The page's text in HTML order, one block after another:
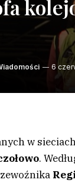
6
w
.